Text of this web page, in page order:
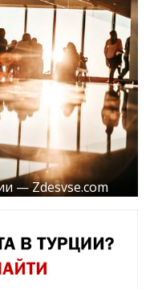
— Zdesvse.com